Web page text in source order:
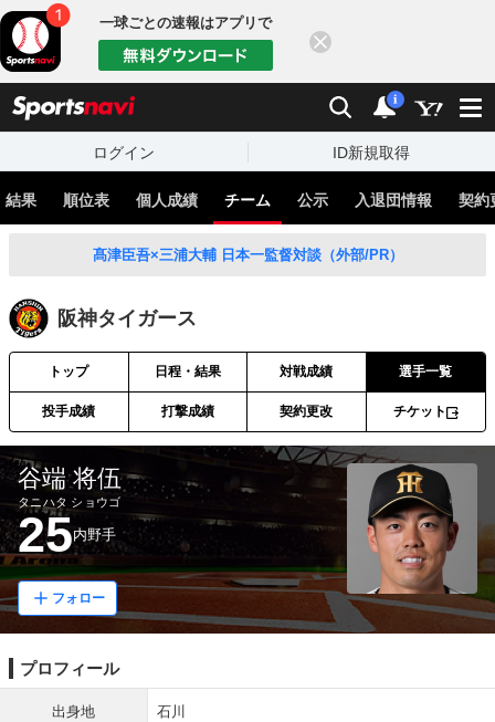
一球ごとの速報はアプリで
検索 通知
i
ログイン ID新規取得
結果 順位表 個人成績 チーム 公示 入退団情報 契約
髙津臣吾×三浦大輔 日本一監督対談（外部/PR）
阪神タイガース
トップ 日程・結果 対戦成績 選手一覧
投手成績 打撃成績 契約更改 チケット
谷端 将伍
タニハタ ショウゴ
25内野手
フォロー
プロフィール
出身地 石川